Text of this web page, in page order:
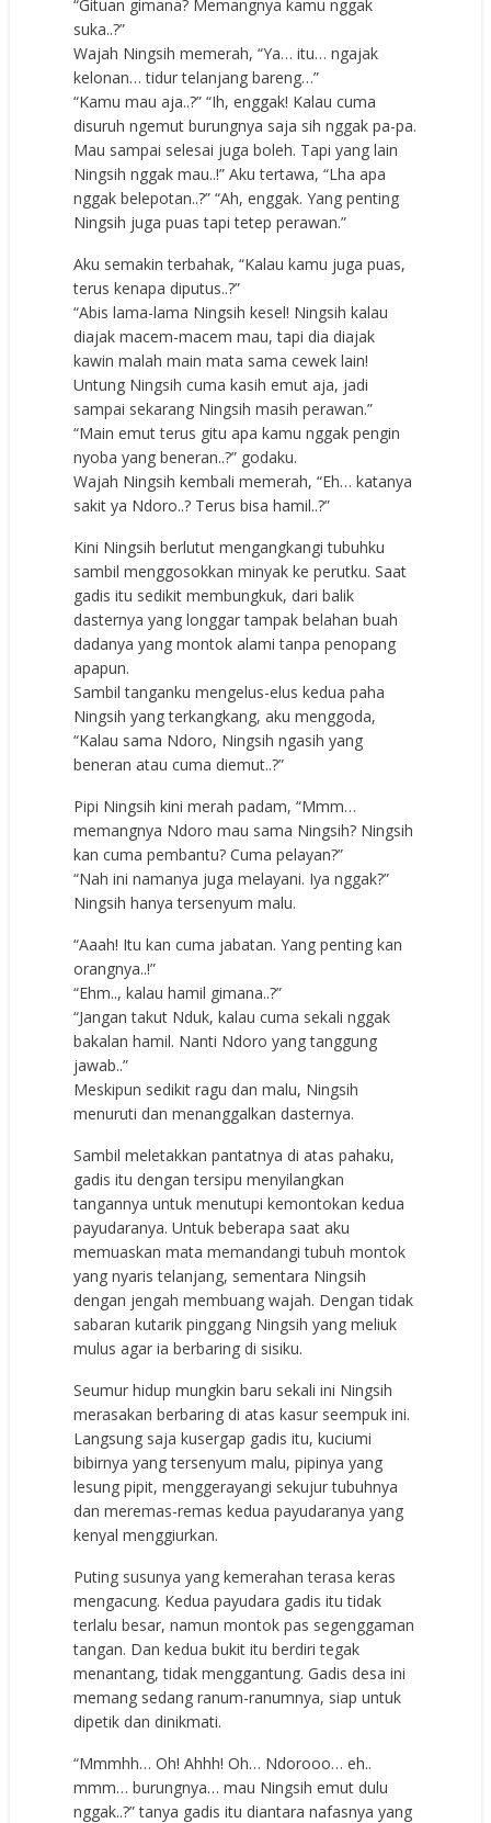
“Gituan gimana? Memangnya kamu nggak
suka..?”
Wajah Ningsih memerah, “Ya… itu… ngajak
kelonan… tidur telanjang bareng…”
“Kamu mau aja..?” “Ih, enggak! Kalau cuma
disuruh ngemut burungnya saja sih nggak pa-pa.
Mau sampai selesai juga boleh. Tapi yang lain
Ningsih nggak mau..!” Aku tertawa, “Lha apa
nggak belepotan..?” “Ah, enggak. Yang penting
Ningsih juga puas tapi tetep perawan.”
Aku semakin terbahak, “Kalau kamu juga puas,
terus kenapa diputus..?”
“Abis lama-lama Ningsih kesel! Ningsih kalau
diajak macem-macem mau, tapi dia diajak
kawin malah main mata sama cewek lain!
Untung Ningsih cuma kasih emut aja, jadi
sampai sekarang Ningsih masih perawan.”
“Main emut terus gitu apa kamu nggak pengin
nyoba yang beneran..?” godaku.
Wajah Ningsih kembali memerah, “Eh… katanya
sakit ya Ndoro..? Terus bisa hamil..?”
Kini Ningsih berlutut mengangkangi tubuhku
sambil menggosokkan minyak ke perutku. Saat
gadis itu sedikit membungkuk, dari balik
dasternya yang longgar tampak belahan buah
dadanya yang montok alami tanpa penopang
apapun.
Sambil tanganku mengelus-elus kedua paha
Ningsih yang terkangkang, aku menggoda,
“Kalau sama Ndoro, Ningsih ngasih yang
beneran atau cuma diemut..?”
Pipi Ningsih kini merah padam, “Mmm…
memangnya Ndoro mau sama Ningsih? Ningsih
kan cuma pembantu? Cuma pelayan?”
“Nah ini namanya juga melayani. Iya nggak?”
Ningsih hanya tersenyum malu.
“Aaah! Itu kan cuma jabatan. Yang penting kan
orangnya..!”
“Ehm.., kalau hamil gimana..?”
“Jangan takut Nduk, kalau cuma sekali nggak
bakalan hamil. Nanti Ndoro yang tanggung
jawab..”
Meskipun sedikit ragu dan malu, Ningsih
menuruti dan menanggalkan dasternya.
Sambil meletakkan pantatnya di atas pahaku,
gadis itu dengan tersipu menyilangkan
tangannya untuk menutupi kemontokan kedua
payudaranya. Untuk beberapa saat aku
memuaskan mata memandangi tubuh montok
yang nyaris telanjang, sementara Ningsih
dengan jengah membuang wajah. Dengan tidak
sabaran kutarik pinggang Ningsih yang meliuk
mulus agar ia berbaring di sisiku.
Seumur hidup mungkin baru sekali ini Ningsih
merasakan berbaring di atas kasur seempuk ini.
Langsung saja kusergap gadis itu, kuciumi
bibirnya yang tersenyum malu, pipinya yang
lesung pipit, menggerayangi sekujur tubuhnya
dan meremas-remas kedua payudaranya yang
kenyal menggiurkan.
Puting susunya yang kemerahan terasa keras
mengacung. Kedua payudara gadis itu tidak
terlalu besar, namun montok pas segenggaman
tangan. Dan kedua bukit itu berdiri tegak
menantang, tidak menggantung. Gadis desa ini
memang sedang ranum-ranumnya, siap untuk
dipetik dan dinikmati.
“Mmmhh… Oh! Ahhh! Oh… Ndorooo… eh..
mmm… burungnya… mau Ningsih emut dulu
nggak..?” tanya gadis itu diantara nafasnya yang